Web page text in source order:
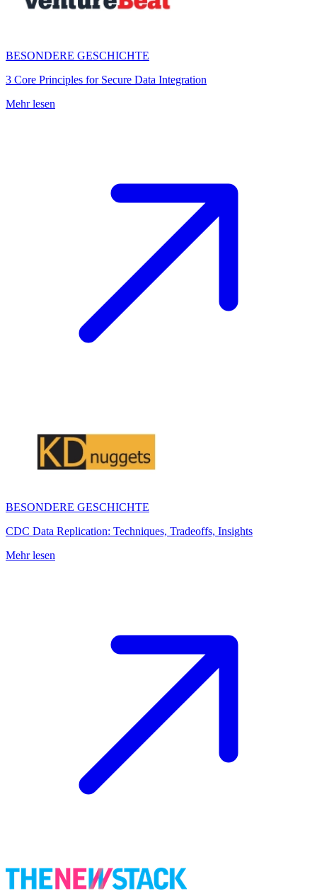
BESONDERE GESCHICHTE
3 Core Principles for Secure Data Integration
Mehr lesen
BESONDERE GESCHICHTE
CDC Data Replication: Techniques, Tradeoffs, Insights
Mehr lesen